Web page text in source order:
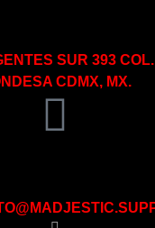
SUR 393
CDMX, MX.